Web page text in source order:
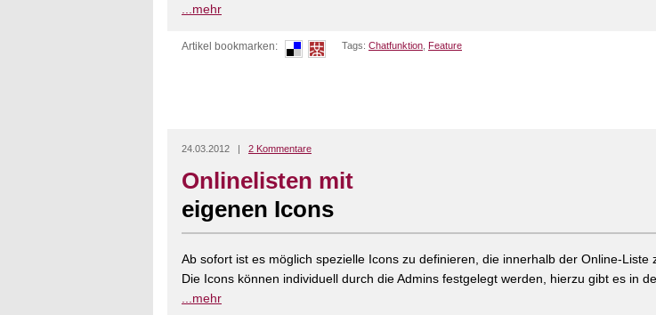
...mehr
Artikel bookmarken: Tags: Chatfunktion Feature
24.03.2012 | 2 Kommentare
Onlinelisten mit
eigenen Icons
Ab sofort ist es möglich spezielle Icons zu definieren, die innerhalb der Online-Liste
Die Icons können individuell durch die Admins festgelegt werden, hierzu gibt es in
...mehr